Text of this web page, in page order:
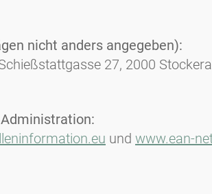
nicht anders angegeben):
27, 2000
und www.ean-